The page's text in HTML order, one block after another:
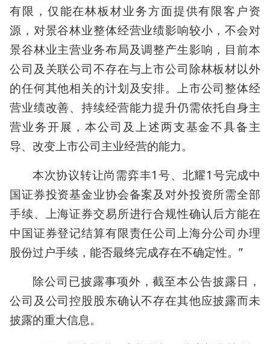
有限，仅能在林板材业务方面提供有限客户资
源，对景谷林业整体经营业绩影响较小，不会对
景谷林业主营业务布局及调整产生影响，目前本
公司及关联公司不存在与上市公司除林板材以外
的任何其他相关的计划及安排。上市公司整体经
营业绩改善、持续经营能力提升仍需依托自身主
营业务开展，本公司及上述两支基金不具备主
导、改变上市公司主业经营的能力。
本次协议转让尚需弈丰1号、北耀1号完成中
国证券投资基金业协会备案及对外投资所需全部
手续、上海证券交易所进行合规性确认后方能在
中国证券登记结算有限责任公司上海分公司办理
股份过户手续，能否最终完成存在不确定性。”
除公司已披露事项外，截至本公告披露日，
公司及公司控股股东确认不存在其他应披露而未
披露的重大信息。